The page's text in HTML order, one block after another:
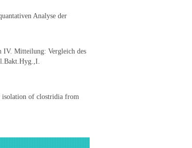
Analyse der
IV. Mitteilung: Vergleich des
isolation of clostridia from